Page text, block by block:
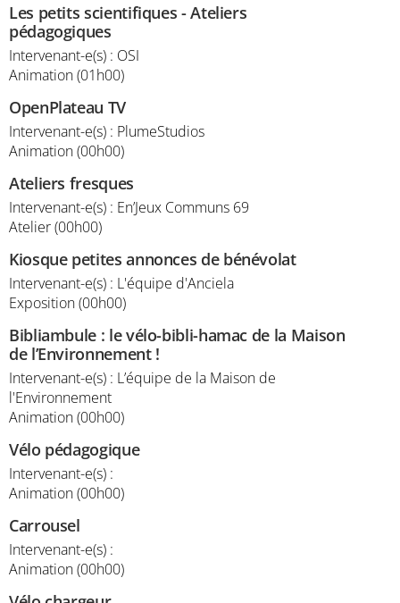
Les petits scientifiques - Ateliers
pédagogiques
Intervenant-e(s) : OSI
Animation (01h00)
OpenPlateau TV
Intervenant-e(s) : PlumeStudios
Animation (00h00)
Ateliers fresques
Intervenant-e(s) : En’Jeux Communs 69
Atelier (00h00)
Kiosque petites annonces de bénévolat
Intervenant-e(s) : L'équipe d'Anciela
Exposition (00h00)
Bibliambule : le vélo-bibli-hamac de la Maison
de l’Environnement !
Intervenant-e(s) : L’équipe de la Maison de
l'Environnement
Animation (00h00)
Vélo pédagogique
Intervenant-e(s) :
Animation (00h00)
Carrousel
Intervenant-e(s) :
Animation (00h00)